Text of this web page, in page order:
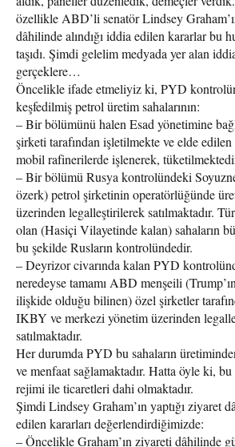
özellikle ABD’li senatör Lindsey
dâhilinde alındığı iddia edilen kararlar bu
taşıdı. Şimdi gelelim medyada yer alan
gerçeklere…
Öncelikle ifade etmeliyiz ki, PYD
keşfedilmiş petrol üretim sahalarının:
– Bir bölümünü halen Esad yönetimine
şirketi tarafından işletilmekte ve elde
mobil rafinerilerde işlenerek,
– Bir bölümü Rusya kontrolündeki
özerk) petrol şirketinin operatörlüğünde
üzerinden legalleştirilerek satılmaktadır.
olan (Hasiçi Vilayetinde kalan) sahaların
bu şekilde Rusların kontrolündedir.
– Deyrizor civarında kalan PYD
neredeyse tamamı ABD menşeili
ilişkide olduğu bilinen) özel şirketler
IKBY ve merkezi yönetim üzerinden
satılmaktadır.
Her durumda PYD bu sahaların
ve menfaat sağlamaktadır. Hatta öyle ki,
rejimi ile ticaretleri dahi olmaktadır.
Şimdi Lindsey Graham’ın yaptığı ziyaret
edilen kararları değerlendirdiğimizde:
– Öncelikle Graham’ın ziyareti dâhilinde